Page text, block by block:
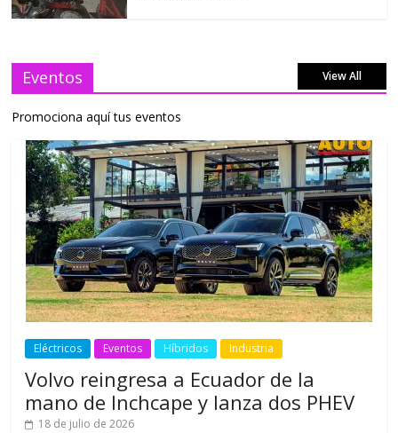
Eventos View All
Promociona aquí tus eventos
Eléctricos Eventos Híbridos Industria
Volvo reingresa a Ecuador de la
mano de Inchcape y lanza dos PHEV
18 de julio de 2026